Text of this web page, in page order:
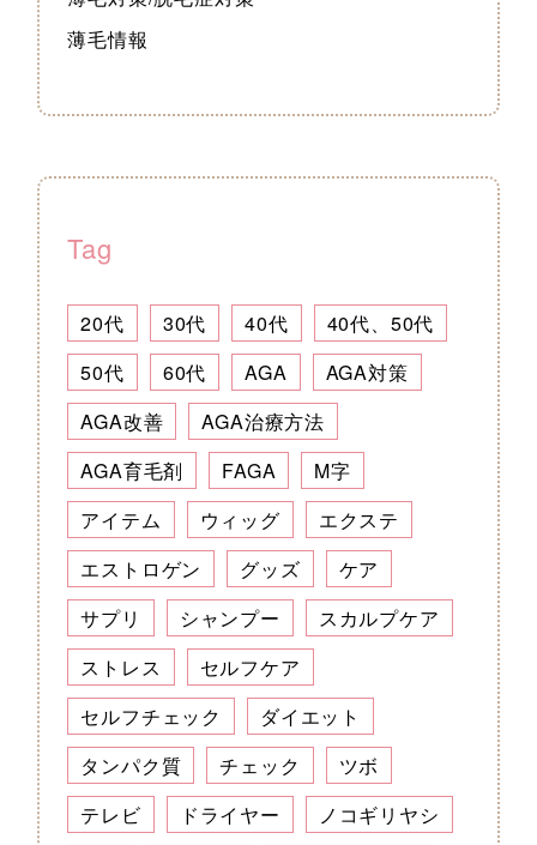
薄毛情報
Tag
20代 30代 40代
40代、50代
50代
60代 AGA
AGA対策
AGA改善
AGA治療方法
AGA育毛剤
FAGA
M字
アイテム
ウィッグ
エクステ
エストロゲン
グッズ
ケア
サプリ
シャンプー
スカルプケア
ストレス
セルフケア
セルフチェック
ダイエット
タンパク質
チェック
ツボ
テレビ
ドライヤー
ノコギリヤシ